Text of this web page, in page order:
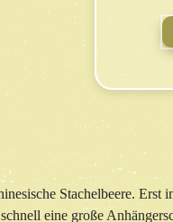
Stachelbeere. Erst
eine große